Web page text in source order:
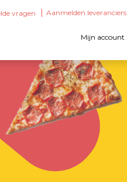
vragen Aanmelden leveranciers
Mijn account